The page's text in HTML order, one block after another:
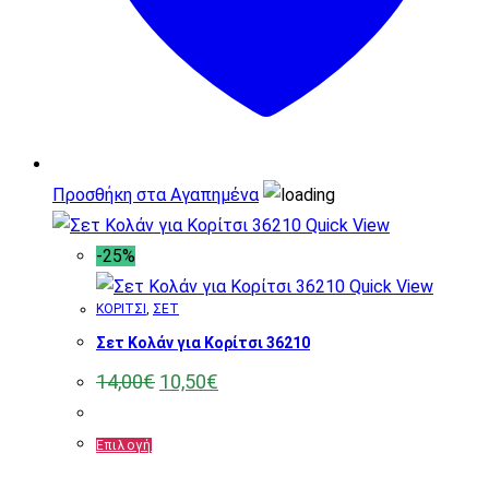
επιλεγούν
στη
Προσθήκη στα Αγαπημένα
Quick View
-25%
Quick View
ΚΟΡΙΤΣΙ ΣΕΤ
Σετ Κολάν για Κορίτσι 36210
14,00€ Original
price
10,50€
τρέχουσα
ΕπιλογήΑυτό